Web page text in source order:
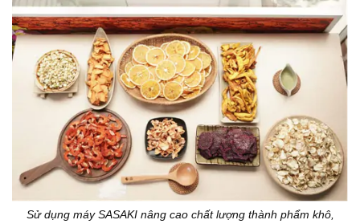
Sử dụng máy SASAKI nâng cao chất lượng thành phẩm khô,